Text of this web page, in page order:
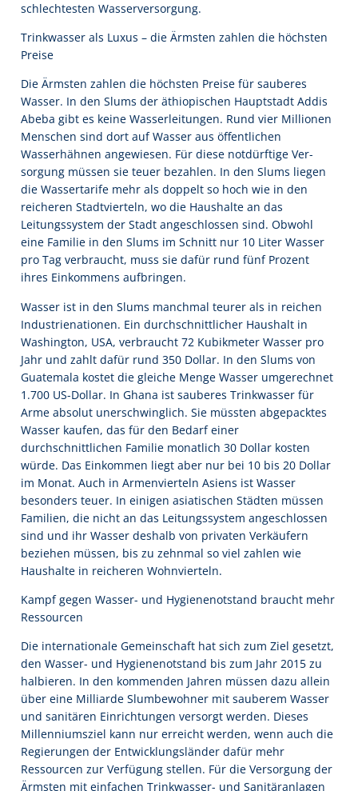
schlechtesten Wasserversorgung.
Trinkwasser als Luxus – die Ärmsten zahlen die höchsten
Preise
Die Ärmsten zahlen die höchsten Preise für sauberes
Wasser. In den Slums der äthiopischen Hauptstadt Addis
Abeba gibt es keine Wasserleitungen. Rund vier Millionen
Menschen sind dort auf Wasser aus öffentlichen
Wasserhähnen angewiesen. Für diese notdürftige Ver-
sorgung müssen sie teuer bezahlen. In den Slums liegen
die Wassertarife mehr als doppelt so hoch wie in den
reicheren Stadtvierteln, wo die Haushalte an das
Leitungssystem der Stadt angeschlossen sind. Obwohl
eine Familie in den Slums im Schnitt nur 10 Liter Wasser
pro Tag verbraucht, muss sie dafür rund fünf Prozent
ihres Einkommens aufbringen.
Wasser ist in den Slums manchmal teurer als in reichen
Industrienationen. Ein durchschnittlicher Haushalt in
Washington, USA, verbraucht 72 Kubikmeter Wasser pro
Jahr und zahlt dafür rund 350 Dollar. In den Slums von
Guatemala kostet die gleiche Menge Wasser umgerechnet
1.700 US-Dollar. In Ghana ist sauberes Trinkwasser für
Arme absolut unerschwinglich. Sie müssten abgepacktes
Wasser kaufen, das für den Bedarf einer
durchschnittlichen Familie monatlich 30 Dollar kosten
würde. Das Einkommen liegt aber nur bei 10 bis 20 Dollar
im Monat. Auch in Armenvierteln Asiens ist Wasser
besonders teuer. In einigen asiatischen Städten müssen
Familien, die nicht an das Leitungssystem angeschlossen
sind und ihr Wasser deshalb von privaten Verkäufern
beziehen müssen, bis zu zehnmal so viel zahlen wie
Haushalte in reicheren Wohnvierteln.
Kampf gegen Wasser- und Hygienenotstand braucht mehr
Ressourcen
Die internationale Gemeinschaft hat sich zum Ziel gesetzt,
den Wasser- und Hygienenotstand bis zum Jahr 2015 zu
halbieren. In den kommenden Jahren müssen dazu allein
über eine Milliarde Slumbewohner mit sauberem Wasser
und sanitären Einrichtungen versorgt werden. Dieses
Millenniumsziel kann nur erreicht werden, wenn auch die
Regierungen der Entwicklungsländer dafür mehr
Ressourcen zur Verfügung stellen. Für die Versorgung der
Ärmsten mit einfachen Trinkwasser- und Sanitäranlagen